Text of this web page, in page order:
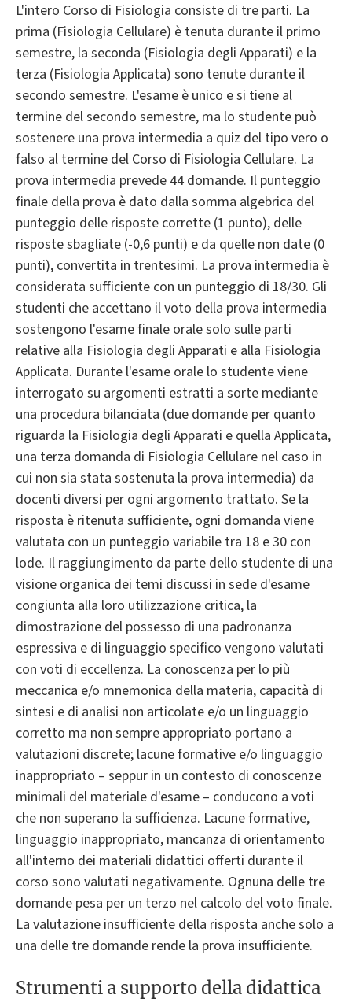
L'intero Corso di Fisiologia consiste di tre parti. La
prima (Fisiologia Cellulare) è tenuta durante il primo
semestre, la seconda (Fisiologia degli Apparati) e la
terza (Fisiologia Applicata) sono tenute durante il
secondo semestre. L'esame è unico e si tiene al
termine del secondo semestre, ma lo studente può
sostenere una prova intermedia a quiz del tipo vero o
falso al termine del Corso di Fisiologia Cellulare. La
prova intermedia prevede 44 domande. Il punteggio
finale della prova è dato dalla somma algebrica del
punteggio delle risposte corrette (1 punto), delle
risposte sbagliate (-0,6 punti) e da quelle non date (0
punti), convertita in trentesimi. La prova intermedia è
considerata sufficiente con un punteggio di 18/30. Gli
studenti che accettano il voto della prova intermedia
sostengono l'esame finale orale solo sulle parti
relative alla Fisiologia degli Apparati e alla Fisiologia
Applicata. Durante l'esame orale lo studente viene
interrogato su argomenti estratti a sorte mediante
una procedura bilanciata (due domande per quanto
riguarda la Fisiologia degli Apparati e quella Applicata,
una terza domanda di Fisiologia Cellulare nel caso in
cui non sia stata sostenuta la prova intermedia) da
docenti diversi per ogni argomento trattato. Se la
risposta è ritenuta sufficiente, ogni domanda viene
valutata con un punteggio variabile tra 18 e 30 con
lode. Il raggiungimento da parte dello studente di una
visione organica dei temi discussi in sede d'esame
congiunta alla loro utilizzazione critica, la
dimostrazione del possesso di una padronanza
espressiva e di linguaggio specifico vengono valutati
con voti di eccellenza. La conoscenza per lo più
meccanica e/o mnemonica della materia, capacità di
sintesi e di analisi non articolate e/o un linguaggio
corretto ma non sempre appropriato portano a
valutazioni discrete; lacune formative e/o linguaggio
inappropriato – seppur in un contesto di conoscenze
minimali del materiale d'esame – conducono a voti
che non superano la sufficienza. Lacune formative,
linguaggio inappropriato, mancanza di orientamento
all'interno dei materiali didattici offerti durante il
corso sono valutati negativamente. Ognuna delle tre
domande pesa per un terzo nel calcolo del voto finale.
La valutazione insufficiente della risposta anche solo a
una delle tre domande rende la prova insufficiente.
Strumenti a supporto della didattica